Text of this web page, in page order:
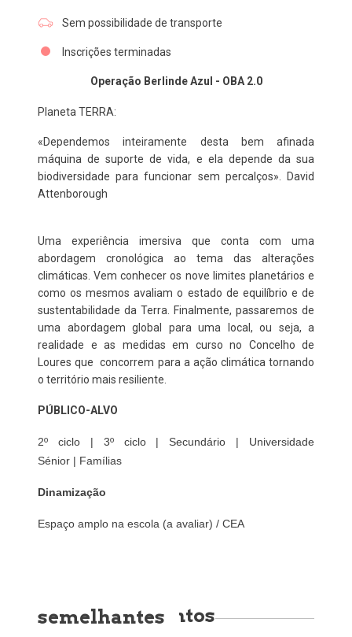
Sem possibilidade de transporte
Inscrições terminadas
Operação Berlinde Azul - OBA 2.0
Planeta TERRA:
«Dependemos inteiramente desta bem afinada
máquina de suporte de vida, e ela depende da sua
biodiversidade para funcionar sem percalços». David
Attenborough
Uma experiência imersiva que conta com uma
abordagem cronológica ao tema das alterações
climáticas. Vem conhecer os nove limites planetários e
como os mesmos avaliam o estado de equilíbrio e de
sustentabilidade da Terra. Finalmente, passaremos de
uma abordagem global para uma local, ou seja, a
realidade e as medidas em curso no Concelho de
Loures que concorrem para a ação climática tornando
o território mais resiliente.
PÚBLICO-ALVO
2º ciclo | 3º ciclo | Secundário | Universidade
Sénior | Famílias
Dinamização
Espaço amplo na escola (a avaliar) / CEA
Próximos eventos semelhantes